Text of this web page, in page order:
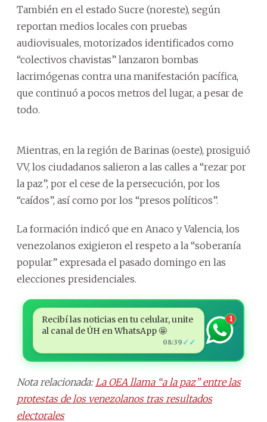
También en el estado Sucre (noreste), según
reportan medios locales con pruebas
audiovisuales, motorizados identificados como
“colectivos chavistas” lanzaron bombas
lacrimógenas contra una manifestación pacífica,
que continuó a pocos metros del lugar, a pesar de
todo.
Mientras, en la región de Barinas (oeste), prosiguió
VV, los ciudadanos salieron a las calles a “rezar por
la paz”, por el cese de la persecución, por los
“caídos”, así como por los “presos políticos”.
La formación indicó que en Anaco y Valencia, los
venezolanos exigieron el respeto a la “soberanía
popular” expresada el pasado domingo en las
elecciones presidenciales.
Recibí las noticias en tu celular, unite
al canal de ÚH en WhatsApp 🤩
08:39 ✓✓
1
Nota relacionada: La OEA llama “a la paz” entre las
protestas de los venezolanos tras resultados
electorales